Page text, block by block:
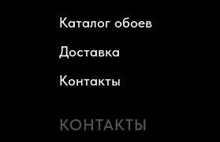
Каталог обоев
Доставка
Контакты
КОНТАКТЫ